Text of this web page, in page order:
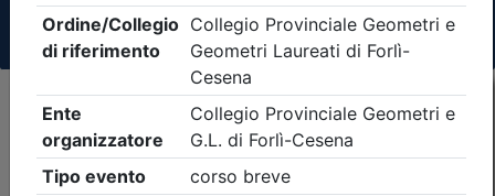
eventi
Criteri di ricerca applicati:
- Tipo Ordine/collegio:Geometri